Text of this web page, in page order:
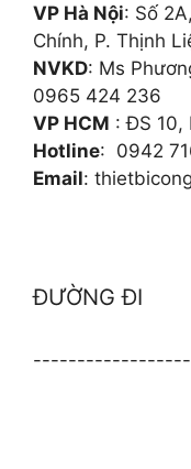
VP Hà Nội: Số
Chính, P. Thịnh
NVKD: Ms
0965 424 236
VP HCM : ĐS 10,
Hotline: 0942
Email:
ĐƯỜNG ĐI